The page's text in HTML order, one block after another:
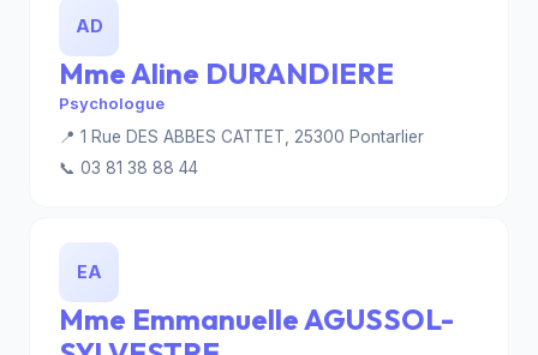
AD
Mme Aline DURANDIERE
Psychologue
📍 1 Rue DES ABBES CATTET, 25300 Pontarlier
📞 03 81 38 88 44
EA
Mme Emmanuelle AGUSSOL-